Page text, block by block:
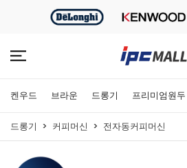
켄우드 브라운 드롱기 프리미엄원두
드롱기 커피머신 전자동커피머신